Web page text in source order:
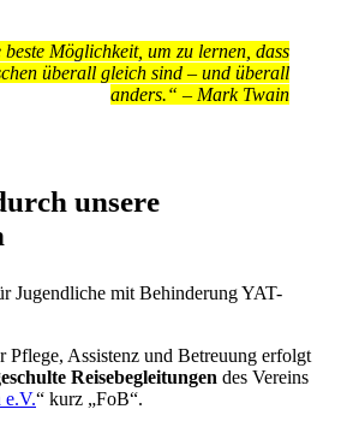
beste Möglichkeit, um zu lernen, dass
überall gleich sind – und überall
anders.“ – Mark Twain
unsere
Pflege, Assistenz und Betreuung erfolgt
Reisebegleitungen des Vereins
e.V.“ kurz „FoB“.